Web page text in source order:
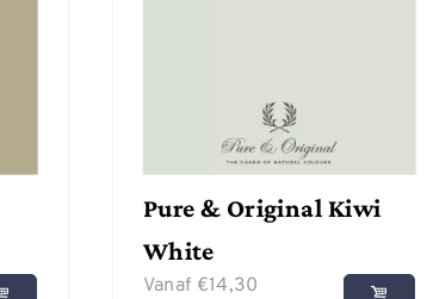
Pure & Original Kiwi
White
Vanaf €14,30